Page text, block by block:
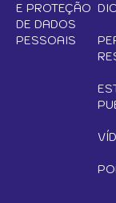
E PROTEÇÃO
DE DADOS
PESSOAIS